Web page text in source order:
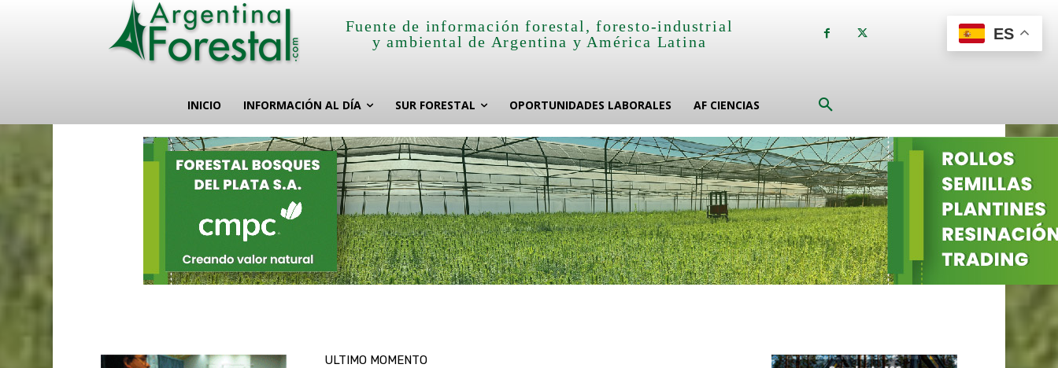
Fuente de información forestal, foresto-industrial
y ambiental de Argentina y América Latina
INICIO INFORMACIÓN AL DÍA SUR FORESTAL OPORTUNIDADES LABORALES AF CIENCIAS
ULTIMO MOMENTO
ES